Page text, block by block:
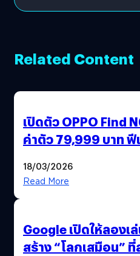
Related Content
เปิดตัว OPPO Find
ค่าตัว 79,999 บาท ฟี
18/03/2026
Read More
Google เปิดให้ลองเ
สร้าง “โลกเสมือน”